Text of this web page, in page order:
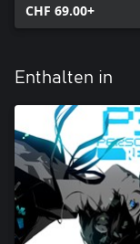
CHF 69.00+
Enthalten in